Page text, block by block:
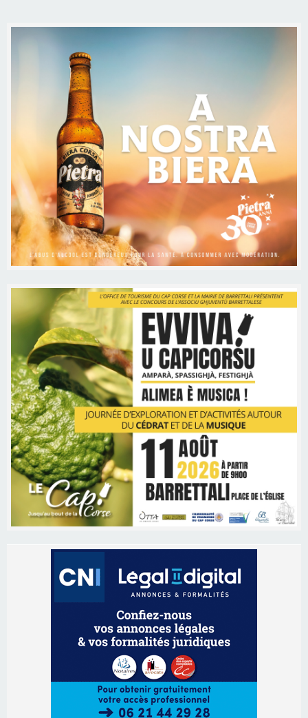
Les brèves
Ucciani – Marché des producteurs à Cruculi le
Corte – L’association A Nuciola organise une
projection sous les étoiles